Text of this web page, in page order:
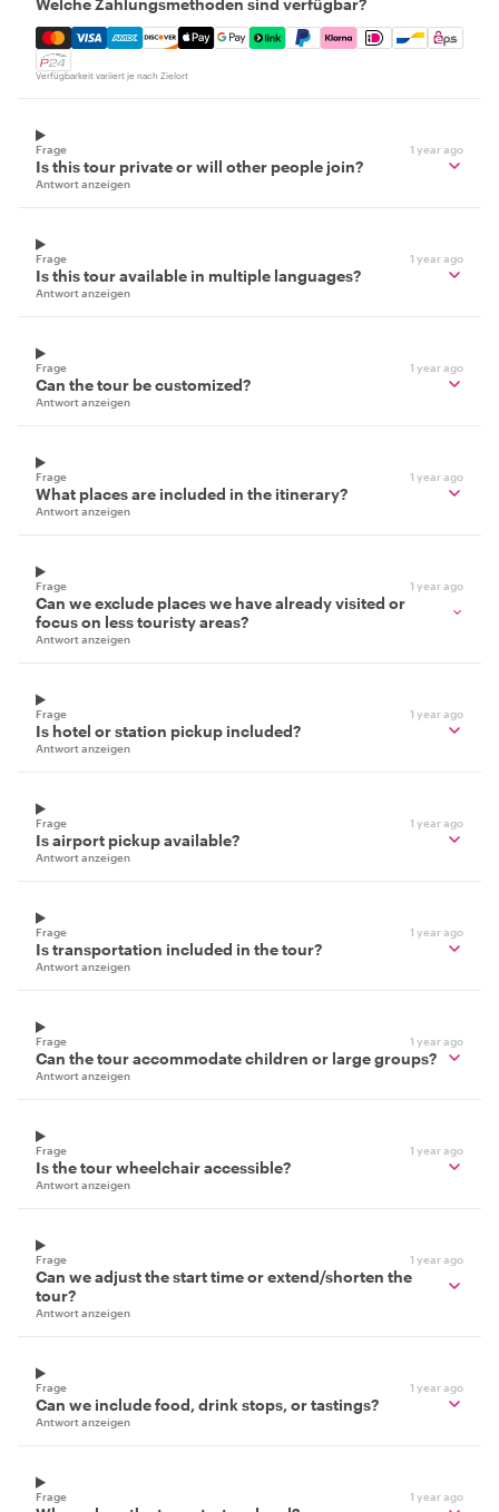
Mastercard, Visa, Amex, Discover, Apple Pay, Google
Verfügbarkeit variiert je nach Zielort
Frage 1 year ago
Is this tour private or will other people join?
Antwort anzeigen
Frage 1 year ago
Is this tour available in multiple languages?
Antwort anzeigen
Frage 1 year ago
Can the tour be customized?
Antwort anzeigen
Frage 1 year ago
What places are included in the itinerary?
Antwort anzeigen
Frage 1 year ago
Can we exclude places we have already visited or
focus on less touristy areas?
Antwort anzeigen
Frage 1 year ago
Is hotel or station pickup included?
Antwort anzeigen
Frage 1 year ago
Is airport pickup available?
Antwort anzeigen
Frage 1 year ago
Is transportation included in the tour?
Antwort anzeigen
Frage 1 year ago
Can the tour accommodate children or large groups?
Antwort anzeigen
Frage 1 year ago
Is the tour wheelchair accessible?
Antwort anzeigen
Frage 1 year ago
Can we adjust the start time or extend/shorten the
tour?
Antwort anzeigen
Frage 1 year ago
Can we include food, drink stops, or tastings?
Antwort anzeigen
Frage 1 year ago